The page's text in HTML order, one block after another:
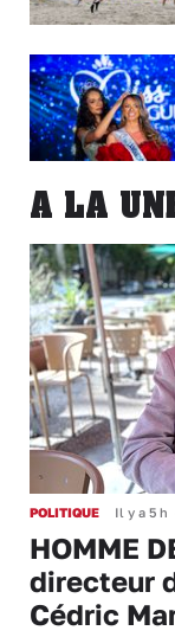
A LA
POLITIQUE Il y a 5 h
HOMME
directeur
Cédric